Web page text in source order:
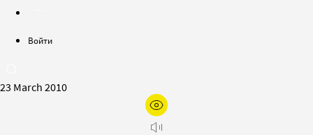
Войти
23 March 2010